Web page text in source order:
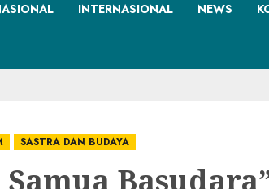
INTERNASIONAL NEWS
SASTRA DAN BUDAYA